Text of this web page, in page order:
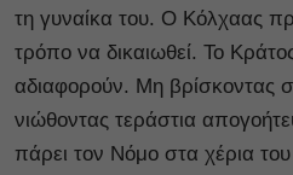
τη γυναίκα του. Ο Κόλχαας
τρόπο να δικαιωθεί. Το
αδιαφορούν. Μη βρίσκοντας
νιώθοντας τεράστια
πάρει τον Νόμο στα χέρια